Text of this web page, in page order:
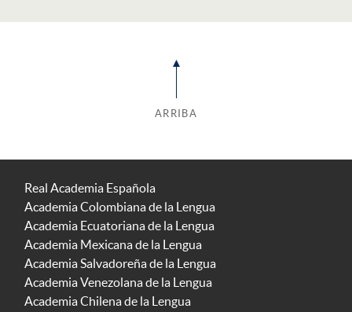
ARRIBA
Real Academia Española
Academia Colombiana de la Lengua
Academia Ecuatoriana de la Lengua
Academia Mexicana de la Lengua
Academia Salvadoreña de la Lengua
Academia Venezolana de la Lengua
Academia Chilena de la Lengua